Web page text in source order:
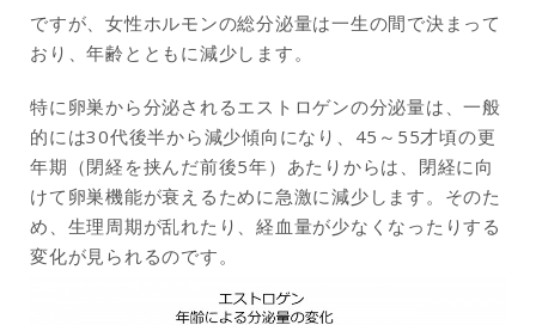
ですが、女性ホルモンの総分泌量は一生の間で決まって
おり、年齢とともに減少します。
特に卵巣から分泌されるエストロゲンの分泌量は、一般
的には30代後半から減少傾向になり、45～55才頃の更
年期（閉経を挟んだ前後5年）あたりからは、閉経に向
けて卵巣機能が衰えるために急激に減少します。そのた
め、生理周期が乱れたり、経血量が少なくなったりする
変化が見られるのです。